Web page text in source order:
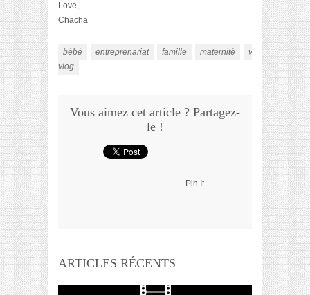
Love,
Chacha
bébé entreprenariat famille maternité vlog
weekly
vlog
Vous aimez cet article ? Partagez-
le !
Pin It
ARTICLES RÉCENTS